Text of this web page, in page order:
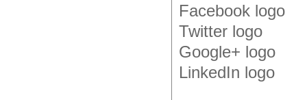
Facebook logo
Twitter logo
Google+ logo
LinkedIn logo